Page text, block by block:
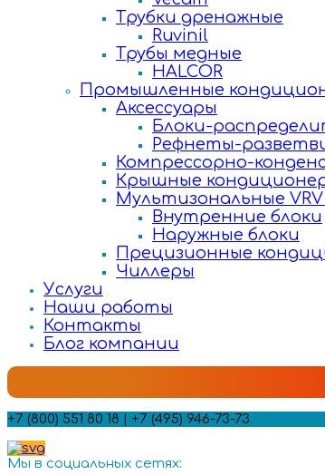
Трубки дренажные
Ruvinil
Трубы медные
HALCOR
Промышленные
Аксессуары
Блоки-
Рефнеты-
Компрессорно-
Крышные
Мультизональные
Внутренние блоки
Наружные блоки
Прецизионные
Чиллеры
Услуги
Наши работы
Контакты
Блог компании
+7 (800) 551 80 18 | +7 (495) 946-73-73
Мы в социальных сетях: